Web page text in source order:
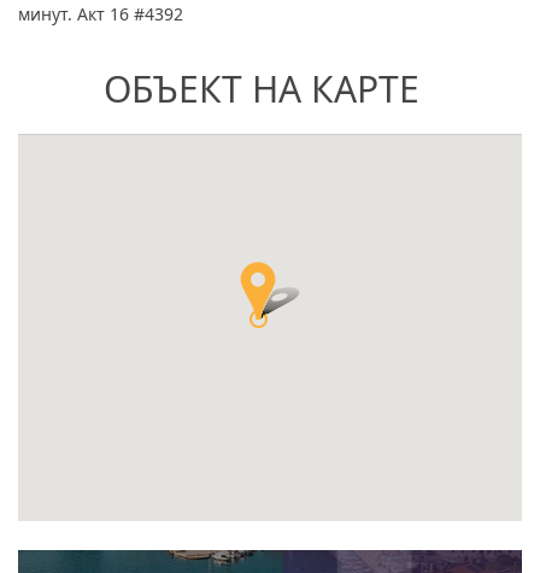
минут. Акт 16 #4392
ОБЪЕКТ НА КАРТЕ